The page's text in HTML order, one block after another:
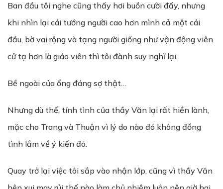
Ban đầu tôi nghe cũng thấy hơi buồn cười đấy, nhưng
khi nhìn lại cái tướng người cao hơn mình cả một cái
đầu, bờ vai rộng và tạng người giống như vận động viên
cử tạ hơn là giáo viên thì tôi đành suy nghĩ lại.
Bề ngoài của ổng đáng sợ thật…
Nhưng dù thế, tính tình của thầy Văn lại rất hiền lành,
mặc cho Trang và Thuận vì lý do nào đó không đồng
tình lắm về ý kiến đó.
Quay trở lại việc tôi sắp vào nhận lớp, cũng vì thầy Văn